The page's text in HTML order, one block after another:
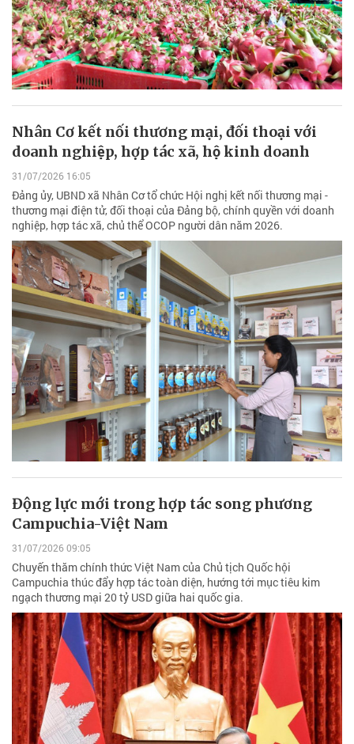
Nhân Cơ kết nối thương mại, đối thoại với
doanh nghiệp, hợp tác xã, hộ kinh doanh
31/07/2026 16:05
Đảng ủy, UBND xã Nhân Cơ tổ chức Hội nghị kết nối thương mại -
thương mại điện tử, đối thoại của Đảng bộ, chính quyền với doanh
nghiệp, hợp tác xã, chủ thể OCOP người dân năm 2026.
Động lực mới trong hợp tác song phương
Campuchia-Việt Nam
31/07/2026 09:05
Chuyến thăm chính thức Việt Nam của Chủ tịch Quốc hội
Campuchia thúc đẩy hợp tác toàn diện, hướng tới mục tiêu kim
ngạch thương mại 20 tỷ USD giữa hai quốc gia.